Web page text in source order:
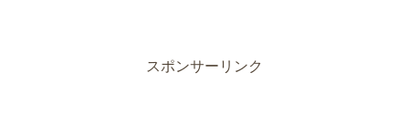
スポンサーリンク